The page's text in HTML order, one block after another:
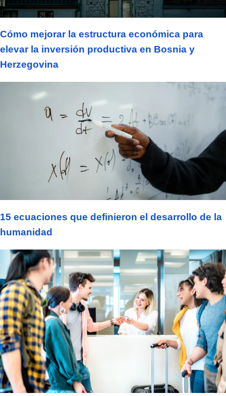
Cómo mejorar la estructura económica para
elevar la inversión productiva en Bosnia y
Herzegovina
15 ecuaciones que definieron el desarrollo de la
humanidad